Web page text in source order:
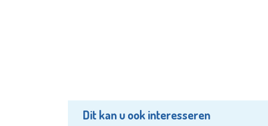
Dit kan u ook interesseren